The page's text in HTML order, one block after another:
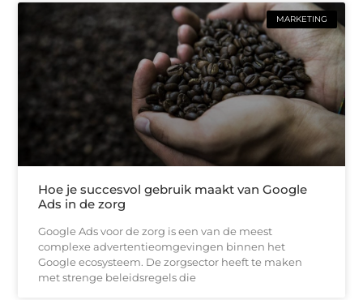
MARKETING
Hoe je succesvol gebruik maakt van Google
Ads in de zorg
Google Ads voor de zorg is een van de meest
complexe advertentieomgevingen binnen het
Google ecosysteem. De zorgsector heeft te maken
met strenge beleidsregels die